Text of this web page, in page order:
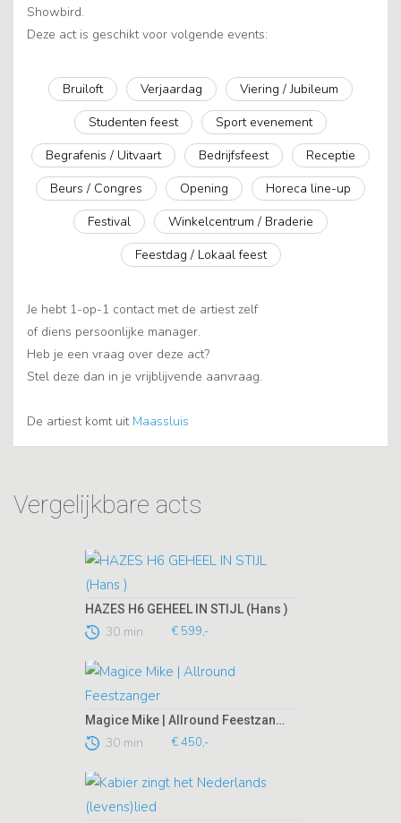
Showbird.
Deze act is geschikt voor volgende events:
Bruiloft Verjaardag
Viering / Jubileum
Studenten feest
Sport evenement
Begrafenis / Uitvaart
Bedrijfsfeest
Receptie
Beurs / Congres
Opening
Horeca line-up
Festival
Winkelcentrum / Braderie
Feestdag / Lokaal feest
Je hebt 1-op-1 contact met de artiest zelf
of diens persoonlijke manager.
Heb je een vraag over deze act?
Stel deze dan in je vrijblijvende aanvraag.
De artiest komt uit Maassluis
Vergelijkbare acts
HAZES H6 GEHEEL IN STIJL (Hans )
30 min € 599,-
Magice Mike | Allround Feestzanger
30 min € 450,-